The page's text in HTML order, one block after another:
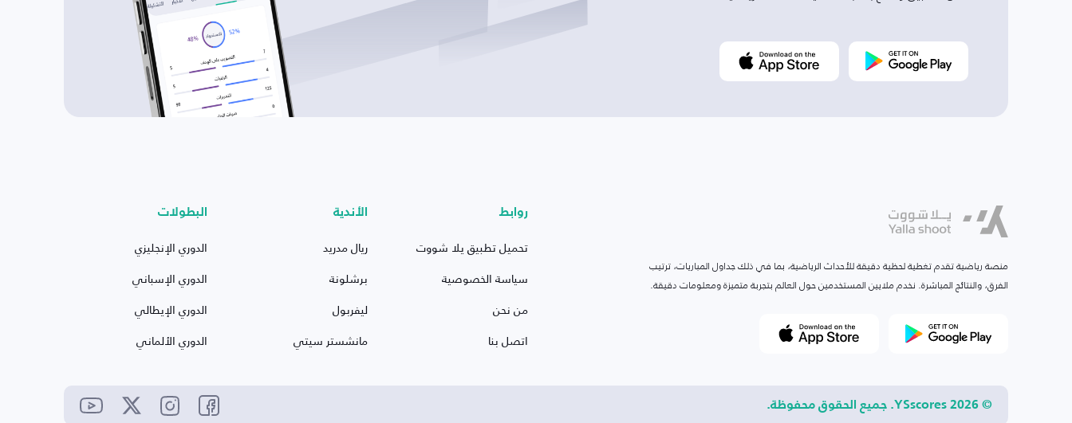
منصة رياضية تقدم تغطية لحظية دقيقة للأحداث الرياضية، بما في ذلك جداول المباريات، ترتيب
الفرق، والنتائج المباشرة. نخدم ملايين المستخدمين حول العالم بتجربة متميزة ومعلومات دقيقة.
روابط
تحميل تطبيق يلا شووت
سياسة الخصوصية
من نحن
اتصل بنا
الأندية
ريال مدريد
برشلونة
ليفربول
مانشستر سيتي
البطولات
الدوري الإنجليزي
الدوري الإسباني
الدوري الإيطالي
الدوري الألماني
© 2026 YSscores. جميع الحقوق محفوظة.